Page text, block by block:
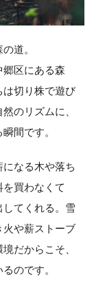
道。
区にある森
切り株で遊び
のリズムに、
間です。
なる木や落ち
買わなくて
してくれる。雪
や薪ストーブ
だからこそ、
のです。